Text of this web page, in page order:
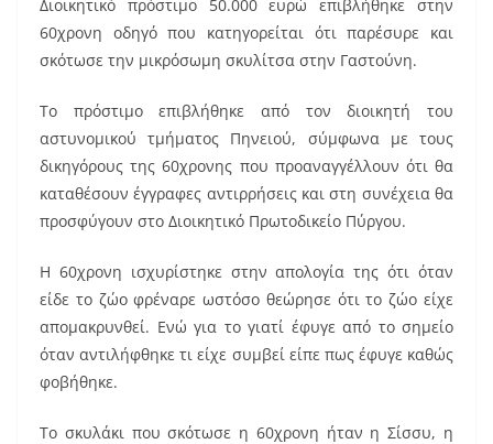
c
e
b
o
o
k
ai
l
er
e
st
Διοικητικό πρόστιμο 50.000 ευρώ επιβλήθηκε στην
60χρονη οδηγό που κατηγορείται ότι παρέσυρε και
σκότωσε την μικρόσωμη σκυλίτσα στην Γαστούνη.
Το πρόστιμο επιβλήθηκε από τον διοικητή του
αστυνομικού τμήματος Πηνειού, σύμφωνα με τους
δικηγόρους της 60χρονης που προαναγγέλλουν ότι θα
καταθέσουν έγγραφες αντιρρήσεις και στη συνέχεια θα
προσφύγουν στο Διοικητικό Πρωτοδικείο Πύργου.
Η 60χρονη ισχυρίστηκε στην απολογία της ότι όταν
είδε το ζώο φρέναρε ωστόσο θεώρησε ότι το ζώο είχε
απομακρυνθεί. Ενώ για το γιατί έφυγε από το σημείο
όταν αντιλήφθηκε τι είχε συμβεί είπε πως έφυγε καθώς
φοβήθηκε.
Το σκυλάκι που σκότωσε η 60χρονη ήταν η Σίσσυ, η